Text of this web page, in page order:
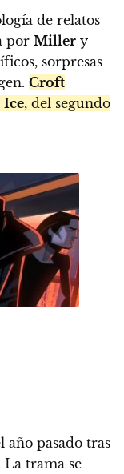
de relatos
por Miller y
sorpresas
Croft
Ice, del segundo
año pasado tras
La trama se